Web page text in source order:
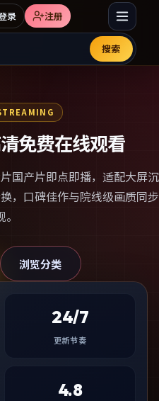
搜索
录 注册
免费在线观看
国产片即点即播，适配大屏沉
，口碑佳作与院线级画质同步
浏览分类
24/7
更新节奏
4.8